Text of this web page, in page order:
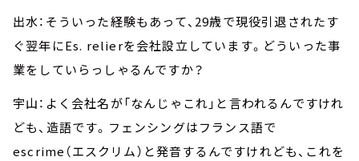
出水：そういった経験もあって、29歳で現役引退されたす
ぐ翌年にEs. relierを会社設立しています。どういった事
業をしていらっしゃるんですか？
宇山：よく会社名が「なんじゃこれ」と言われるんですけれ
ども、造語です。フェンシングはフランス語で
escrime（エスクリム）と発音するんですけれども、これを